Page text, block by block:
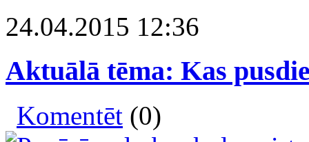
24.04.2015 12:36
Aktuālā tēma: Kas
Komentēt (0)